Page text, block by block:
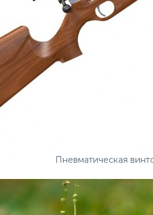
Пневматическая